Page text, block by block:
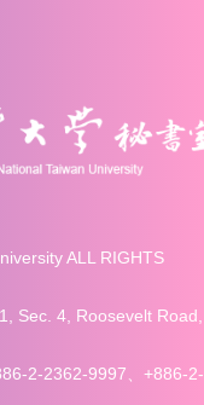
ALL RIGHTS
Sec. 4, Roosevelt Road,
2-2362-9997、+886-2-